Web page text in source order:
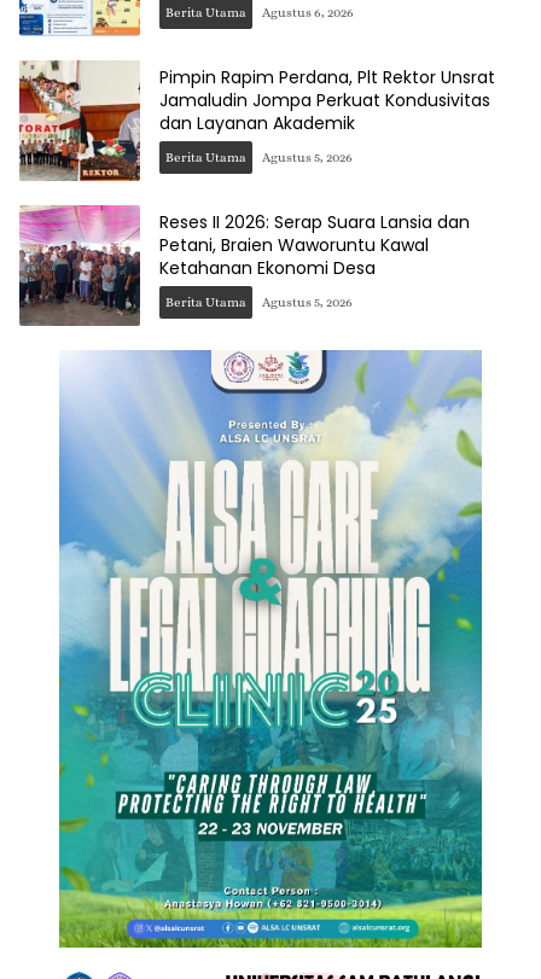
Berita Utama Agustus 6, 2026
Pimpin Rapim Perdana, Plt Rektor Unsrat
Jamaludin Jompa Perkuat Kondusivitas
dan Layanan Akademik
Berita Utama Agustus 5, 2026
Reses II 2026: Serap Suara Lansia dan
Petani, Braien Waworuntu Kawal
Ketahanan Ekonomi Desa
Berita Utama Agustus 5, 2026